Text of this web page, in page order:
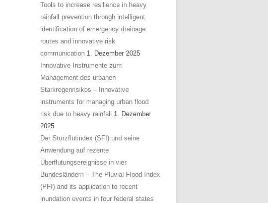
Tools to increase resilience in heavy
rainfall prevention through intelligent
identification of emergency drainage
routes and innovative risk
communication 1. Dezember 2025
Innovative Instrumente zum
Management des urbanen
Starkregenrisikos – Innovative
instruments for managing urban flood
risk due to heavy rainfall
1. Dezember
2025
Der Sturzflutindex (SFI) und seine
Anwendung auf rezente
Überflutungsereignisse in vier
Bundesländern – The Pluvial Flood Index
(PFI) and its application to recent
inundation events in four federal states